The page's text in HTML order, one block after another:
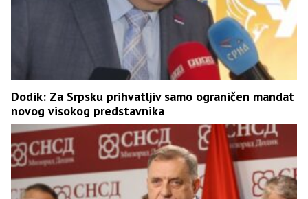
Dodik: Za Srpsku prihvatljiv samo ograničen mandat
novog visokog predstavnika